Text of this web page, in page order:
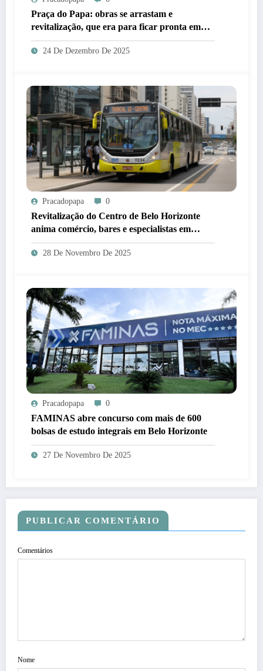
Praça do Papa: obras se arrastam e
revitalização, que era para ficar pronta em
2025, ficará para 2026
24 De Dezembro De 2025
Pracadopapa 0
Revitalização do Centro de Belo Horizonte
anima comércio, bares e especialistas em
mobilidade
28 De Novembro De 2025
Pracadopapa 0
FAMINAS abre concurso com mais de 600
bolsas de estudo integrais em Belo Horizonte
27 De Novembro De 2025
PUBLICAR COMENTÁRIO
Comentários
Nome